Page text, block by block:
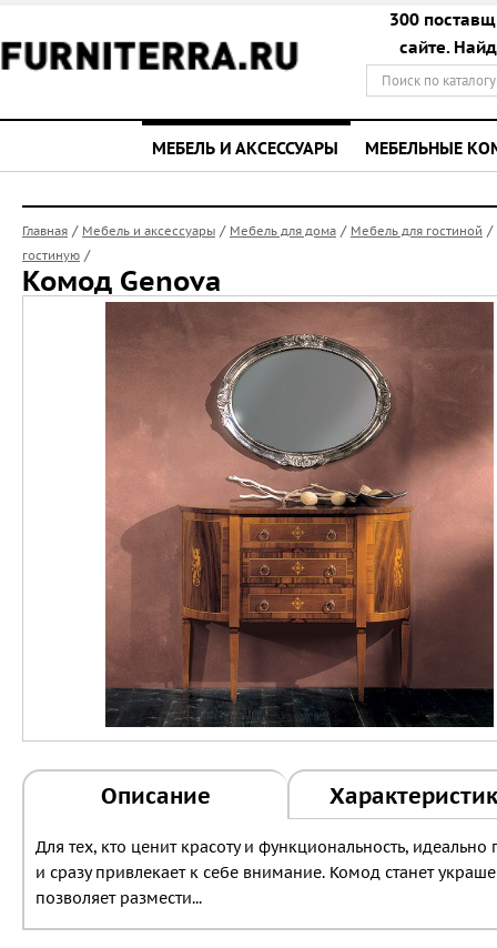
300
сайте.
МЕБЕЛЬ И АКСЕССУАРЫ МЕБЕЛЬНЫЕ
Главная / Мебель и аксессуары / Мебель для дома / Мебель для гостиной /
гостиную /
Комод Genova
Описание
Для тех, кто ценит красоту и функциональность,
и сразу привлекает к себе внимание. Комод станет
позволяет размести...